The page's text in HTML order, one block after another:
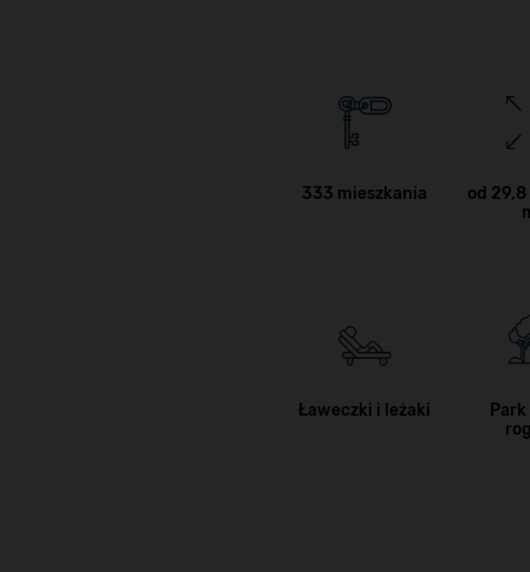
333 mieszkania
od
Ławeczki i leżaki